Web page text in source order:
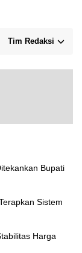
Tim Redaksi
Bupati
Sistem
Harga